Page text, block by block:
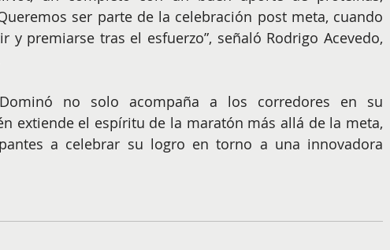
ser parte de la celebración post meta, cuando
y premiarse tras el esfuerzo”, señaló Rodrigo Acevedo,
Dominó no solo acompaña a los corredores en su
extiende el espíritu de la maratón más allá de la meta,
a celebrar su logro en torno a una innovadora